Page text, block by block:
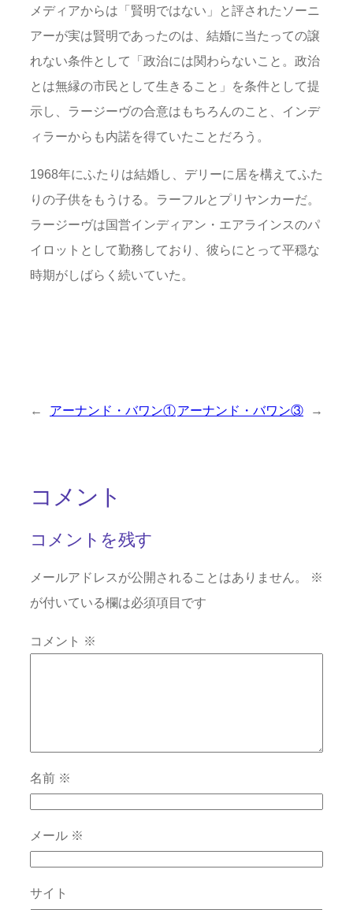
メディアからは「賢明ではない」と評されたソーニ
アーが実は賢明であったのは、結婚に当たっての譲
れない条件として「政治には関わらないこと。政治
とは無縁の市民として生きること」を条件として提
示し、ラージーヴの合意はもちろんのこと、インデ
ィラーからも内諾を得ていたことだろう。
1968年にふたりは結婚し、デリーに居を構えてふた
りの子供をもうける。ラーフルとプリヤンカーだ。
ラージーヴは国営インディアン・エアラインスのパ
イロットとして勤務しており、彼らにとって平穏な
時期がしばらく続いていた。
← アーナンド・バワン①アーナンド・バワン③ →
コメント
コメントを残す
メールアドレスが公開されることはありません。
※
が付いている欄は必須項目です
コメント ※
名前 ※
メール ※
サイト